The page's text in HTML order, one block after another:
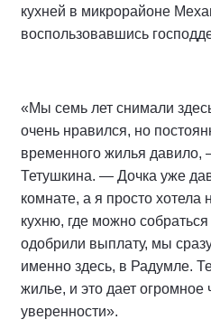
кухней в микрорайоне
воспользовавшись
«Мы семь лет снимали
очень нравился, но
временного жилья
Тетушкина. — Дочка уже
комнате, а я просто
кухню, где можно
одобрили выплату, мы
именно здесь, в Радумле.
жилье, и это дает огромное
уверенности».